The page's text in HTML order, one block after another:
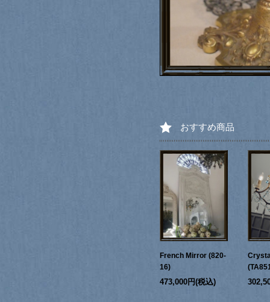
おすすめ商品
French Mirror (820-
16)
473,000円(税込)